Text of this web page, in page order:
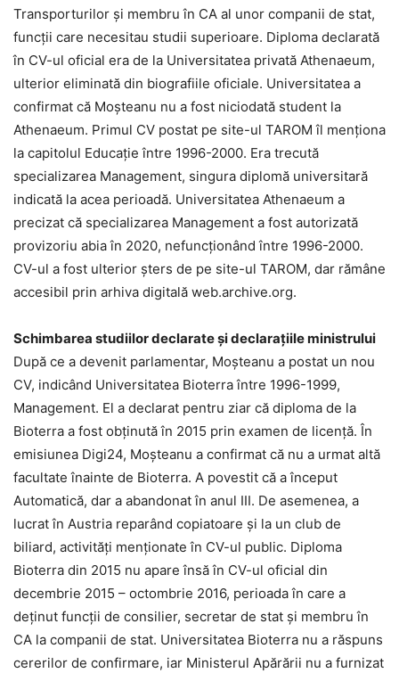
Transporturilor și membru în CA al unor companii de stat,
funcții care necesitau studii superioare. Diploma declarată
în CV-ul oficial era de la Universitatea privată Athenaeum,
ulterior eliminată din biografiile oficiale. Universitatea a
confirmat că Moșteanu nu a fost niciodată student la
Athenaeum. Primul CV postat pe site-ul TAROM îl menționa
la capitolul Educație între 1996-2000. Era trecută
specializarea Management, singura diplomă universitară
indicată la acea perioadă. Universitatea Athenaeum a
precizat că specializarea Management a fost autorizată
provizoriu abia în 2020, nefuncționând între 1996-2000.
CV-ul a fost ulterior șters de pe site-ul TAROM, dar rămâne
accesibil prin arhiva digitală web.archive.org.
Schimbarea studiilor declarate și declarațiile ministrului
După ce a devenit parlamentar, Moșteanu a postat un nou
CV, indicând Universitatea Bioterra între 1996-1999,
Management. El a declarat pentru ziar că diploma de la
Bioterra a fost obținută în 2015 prin examen de licență. În
emisiunea Digi24, Moșteanu a confirmat că nu a urmat altă
facultate înainte de Bioterra. A povestit că a început
Automatică, dar a abandonat în anul III. De asemenea, a
lucrat în Austria reparând copiatoare și la un club de
biliard, activități menționate în CV-ul public. Diploma
Bioterra din 2015 nu apare însă în CV-ul oficial din
decembrie 2015 – octombrie 2016, perioada în care a
deținut funcții de consilier, secretar de stat și membru în
CA la companii de stat. Universitatea Bioterra nu a răspuns
cererilor de confirmare, iar Ministerul Apărării nu a furnizat